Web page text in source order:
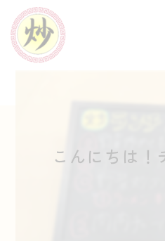
こんにちは！